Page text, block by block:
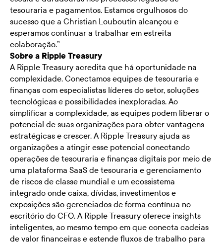
tesouraria e pagamentos. Estamos orgulhosos do
sucesso que a Christian Louboutin alcançou e
esperamos continuar a trabalhar em estreita
colaboração.”
Sobre a Ripple Treasury
A Ripple Treasury acredita que há oportunidade na
complexidade. Conectamos equipes de tesouraria e
finanças com especialistas líderes do setor, soluções
tecnológicas e possibilidades inexploradas. Ao
simplificar a complexidade, as equipes podem liberar o
potencial de suas organizações para obter vantagens
estratégicas e crescer. A Ripple Treasury ajuda as
organizações a atingir esse potencial conectando
operações de tesouraria e finanças digitais por meio de
uma plataforma SaaS de tesouraria e gerenciamento
de riscos de classe mundial e um ecossistema
integrado onde caixa, dívidas, investimentos e
exposições são gerenciados de forma contínua no
escritório do CFO. A Ripple Treasury oferece insights
inteligentes, ao mesmo tempo em que conecta cadeias
de valor financeiras e estende fluxos de trabalho para